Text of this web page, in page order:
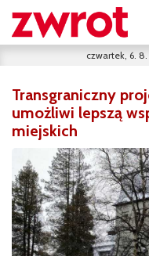
czwartek, 6.
Transgraniczny
umożliwi lepszą
miejskich